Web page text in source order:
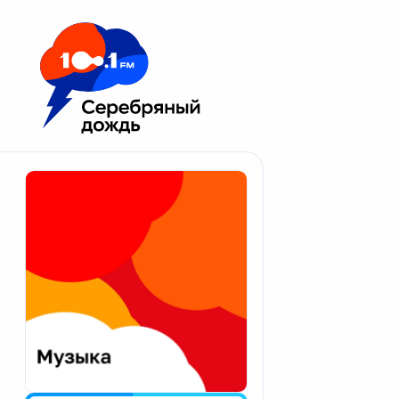
Москва 100.1 FM
Апатиты
Екатеринбург
Калининград
Калуга